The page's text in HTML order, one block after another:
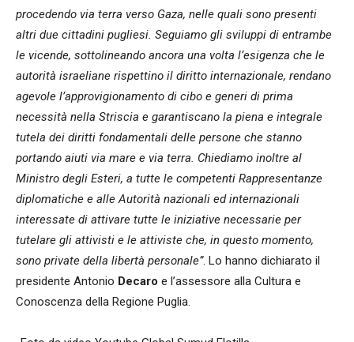
procedendo via terra verso Gaza, nelle quali sono presenti
altri due cittadini pugliesi. Seguiamo gli sviluppi di entrambe
le vicende, sottolineando ancora una volta l’esigenza che le
autorità israeliane rispettino il diritto internazionale, rendano
agevole l’approvigionamento di cibo e generi di prima
necessità nella Striscia e garantiscano la piena e integrale
tutela dei diritti fondamentali delle persone che stanno
portando aiuti via mare e via terra. Chiediamo inoltre al
Ministro degli Esteri, a tutte le competenti Rappresentanze
diplomatiche e alle Autorità nazionali ed internazionali
interessate di attivare tutte le iniziative necessarie per
tutelare gli attivisti e le attiviste che, in questo momento,
sono private della libertà personale”. Lo hanno dichiarato il
presidente Antonio Decaro e l’assessore alla Cultura e
Conoscenza della Regione Puglia.